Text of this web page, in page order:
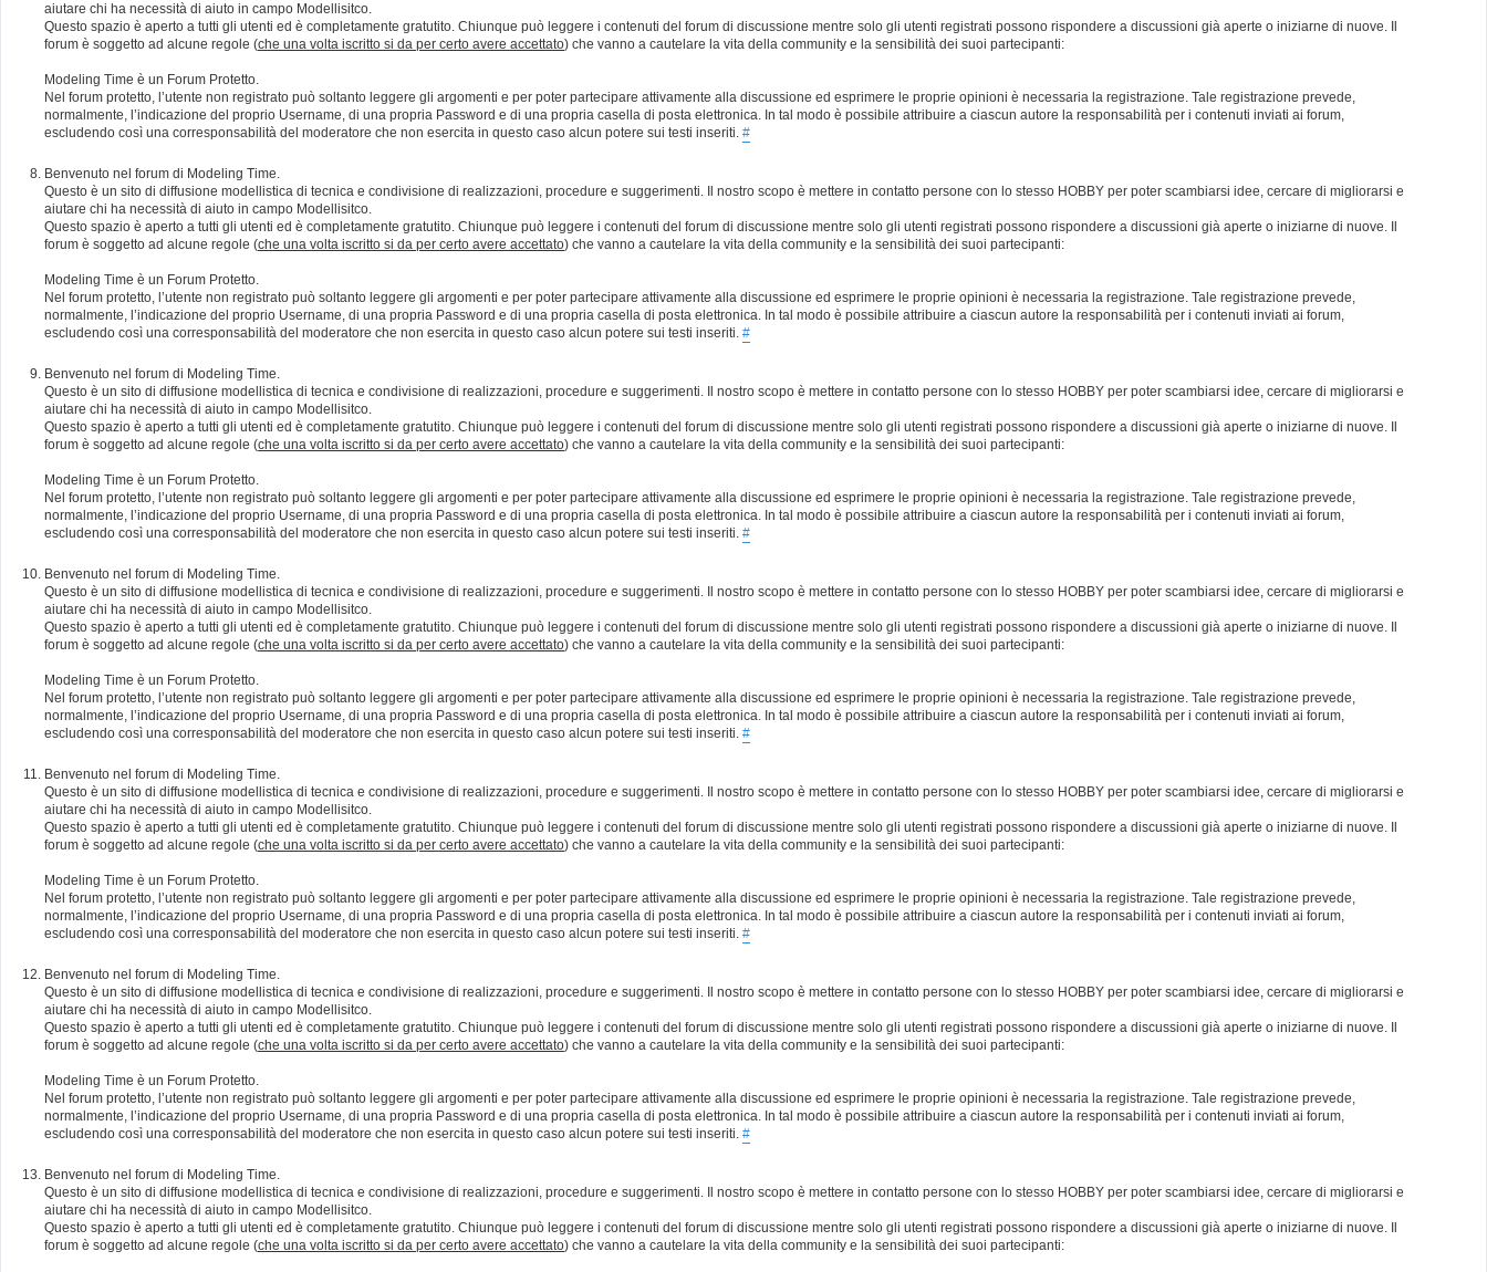
aiutare chi ha necessità di aiuto in campo Modellisitco.
Questo spazio è aperto a tutti gli utenti ed è completamente gratutito. Chiunque può leggere i contenuti del forum di discussione mentre solo gli utenti registrati possono rispondere a discussioni già aperte o iniziarne di nuove. Il
forum è soggetto ad alcune regole (che una volta iscritto si da per certo avere accettato) che vanno a cautelare la vita della community e la sensibilità dei suoi partecipanti:
Modeling Time è un Forum Protetto.
Nel forum protetto, l’utente non registrato può soltanto leggere gli argomenti e per poter partecipare attivamente alla discussione ed esprimere le proprie opinioni è necessaria la registrazione. Tale registrazione prevede,
normalmente, l’indicazione del proprio Username, di una propria Password e di una propria casella di posta elettronica. In tal modo è possibile attribuire a ciascun autore la responsabilità per i contenuti inviati ai forum,
escludendo così una corresponsabilità del moderatore che non esercita in questo caso alcun potere sui testi inseriti. #
Benvenuto nel forum di Modeling Time.
Questo è un sito di diffusione modellistica di tecnica e condivisione di realizzazioni, procedure e suggerimenti. Il nostro scopo è mettere in contatto persone con lo stesso HOBBY per poter scambiarsi idee, cercare di migliorarsi e
aiutare chi ha necessità di aiuto in campo Modellisitco.
Questo spazio è aperto a tutti gli utenti ed è completamente gratutito. Chiunque può leggere i contenuti del forum di discussione mentre solo gli utenti registrati possono rispondere a discussioni già aperte o iniziarne di nuove. Il
forum è soggetto ad alcune regole (che una volta iscritto si da per certo avere accettato) che vanno a cautelare la vita della community e la sensibilità dei suoi partecipanti:
Modeling Time è un Forum Protetto.
Nel forum protetto, l’utente non registrato può soltanto leggere gli argomenti e per poter partecipare attivamente alla discussione ed esprimere le proprie opinioni è necessaria la registrazione. Tale registrazione prevede,
normalmente, l’indicazione del proprio Username, di una propria Password e di una propria casella di posta elettronica. In tal modo è possibile attribuire a ciascun autore la responsabilità per i contenuti inviati ai forum,
escludendo così una corresponsabilità del moderatore che non esercita in questo caso alcun potere sui testi inseriti. #
Benvenuto nel forum di Modeling Time.
Questo è un sito di diffusione modellistica di tecnica e condivisione di realizzazioni, procedure e suggerimenti. Il nostro scopo è mettere in contatto persone con lo stesso HOBBY per poter scambiarsi idee, cercare di migliorarsi e
aiutare chi ha necessità di aiuto in campo Modellisitco.
Questo spazio è aperto a tutti gli utenti ed è completamente gratutito. Chiunque può leggere i contenuti del forum di discussione mentre solo gli utenti registrati possono rispondere a discussioni già aperte o iniziarne di nuove. Il
forum è soggetto ad alcune regole (che una volta iscritto si da per certo avere accettato) che vanno a cautelare la vita della community e la sensibilità dei suoi partecipanti:
Modeling Time è un Forum Protetto.
Nel forum protetto, l’utente non registrato può soltanto leggere gli argomenti e per poter partecipare attivamente alla discussione ed esprimere le proprie opinioni è necessaria la registrazione. Tale registrazione prevede,
normalmente, l’indicazione del proprio Username, di una propria Password e di una propria casella di posta elettronica. In tal modo è possibile attribuire a ciascun autore la responsabilità per i contenuti inviati ai forum,
escludendo così una corresponsabilità del moderatore che non esercita in questo caso alcun potere sui testi inseriti. #
Benvenuto nel forum di Modeling Time.
Questo è un sito di diffusione modellistica di tecnica e condivisione di realizzazioni, procedure e suggerimenti. Il nostro scopo è mettere in contatto persone con lo stesso HOBBY per poter scambiarsi idee, cercare di migliorarsi e
aiutare chi ha necessità di aiuto in campo Modellisitco.
Questo spazio è aperto a tutti gli utenti ed è completamente gratutito. Chiunque può leggere i contenuti del forum di discussione mentre solo gli utenti registrati possono rispondere a discussioni già aperte o iniziarne di nuove. Il
forum è soggetto ad alcune regole (che una volta iscritto si da per certo avere accettato) che vanno a cautelare la vita della community e la sensibilità dei suoi partecipanti:
Modeling Time è un Forum Protetto.
Nel forum protetto, l’utente non registrato può soltanto leggere gli argomenti e per poter partecipare attivamente alla discussione ed esprimere le proprie opinioni è necessaria la registrazione. Tale registrazione prevede,
normalmente, l’indicazione del proprio Username, di una propria Password e di una propria casella di posta elettronica. In tal modo è possibile attribuire a ciascun autore la responsabilità per i contenuti inviati ai forum,
escludendo così una corresponsabilità del moderatore che non esercita in questo caso alcun potere sui testi inseriti. #
Benvenuto nel forum di Modeling Time.
Questo è un sito di diffusione modellistica di tecnica e condivisione di realizzazioni, procedure e suggerimenti. Il nostro scopo è mettere in contatto persone con lo stesso HOBBY per poter scambiarsi idee, cercare di migliorarsi e
aiutare chi ha necessità di aiuto in campo Modellisitco.
Questo spazio è aperto a tutti gli utenti ed è completamente gratutito. Chiunque può leggere i contenuti del forum di discussione mentre solo gli utenti registrati possono rispondere a discussioni già aperte o iniziarne di nuove. Il
forum è soggetto ad alcune regole (che una volta iscritto si da per certo avere accettato) che vanno a cautelare la vita della community e la sensibilità dei suoi partecipanti:
Modeling Time è un Forum Protetto.
Nel forum protetto, l’utente non registrato può soltanto leggere gli argomenti e per poter partecipare attivamente alla discussione ed esprimere le proprie opinioni è necessaria la registrazione. Tale registrazione prevede,
normalmente, l’indicazione del proprio Username, di una propria Password e di una propria casella di posta elettronica. In tal modo è possibile attribuire a ciascun autore la responsabilità per i contenuti inviati ai forum,
escludendo così una corresponsabilità del moderatore che non esercita in questo caso alcun potere sui testi inseriti. #
Benvenuto nel forum di Modeling Time.
Questo è un sito di diffusione modellistica di tecnica e condivisione di realizzazioni, procedure e suggerimenti. Il nostro scopo è mettere in contatto persone con lo stesso HOBBY per poter scambiarsi idee, cercare di migliorarsi e
aiutare chi ha necessità di aiuto in campo Modellisitco.
Questo spazio è aperto a tutti gli utenti ed è completamente gratutito. Chiunque può leggere i contenuti del forum di discussione mentre solo gli utenti registrati possono rispondere a discussioni già aperte o iniziarne di nuove. Il
forum è soggetto ad alcune regole (che una volta iscritto si da per certo avere accettato) che vanno a cautelare la vita della community e la sensibilità dei suoi partecipanti:
Modeling Time è un Forum Protetto.
Nel forum protetto, l’utente non registrato può soltanto leggere gli argomenti e per poter partecipare attivamente alla discussione ed esprimere le proprie opinioni è necessaria la registrazione. Tale registrazione prevede,
normalmente, l’indicazione del proprio Username, di una propria Password e di una propria casella di posta elettronica. In tal modo è possibile attribuire a ciascun autore la responsabilità per i contenuti inviati ai forum,
escludendo così una corresponsabilità del moderatore che non esercita in questo caso alcun potere sui testi inseriti. #
Benvenuto nel forum di Modeling Time.
Questo è un sito di diffusione modellistica di tecnica e condivisione di realizzazioni, procedure e suggerimenti. Il nostro scopo è mettere in contatto persone con lo stesso HOBBY per poter scambiarsi idee, cercare di migliorarsi e
aiutare chi ha necessità di aiuto in campo Modellisitco.
Questo spazio è aperto a tutti gli utenti ed è completamente gratutito. Chiunque può leggere i contenuti del forum di discussione mentre solo gli utenti registrati possono rispondere a discussioni già aperte o iniziarne di nuove. Il
forum è soggetto ad alcune regole (che una volta iscritto si da per certo avere accettato) che vanno a cautelare la vita della community e la sensibilità dei suoi partecipanti: